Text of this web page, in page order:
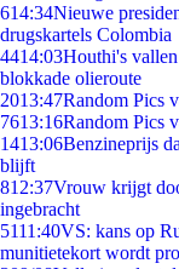
614:34Nieuwe
drugskartels Colombia
4414:03Houthi's
blokkade olieroute
2013:47Random Pics
7613:16Random Pics
1413:06Benzineprijs
blijft
812:37Vrouw krijgt
ingebracht
5111:40VS: kans op
munitietekort wordt